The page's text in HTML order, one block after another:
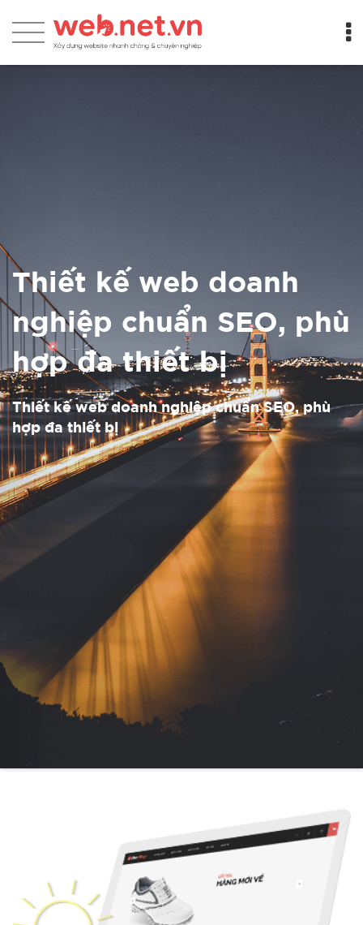
Thiết kế web doanh
nghiệp chuẩn SEO, phù
hợp đa thiết bị
Thiết kế web doanh nghiệp chuẩn SEO, phù
hợp đa thiết bị